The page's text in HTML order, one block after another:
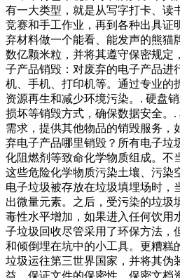
有一大类型，就是从写字打卡、读
竞赛和手工作业，再到各种出具
弃材料做一个能看、能发声的熊
数亿颗米粒，并将其遵守保密规定
子产品销毁：对废弃的电子产品进
机、手机、打印机等。通过专业的
资源再生和减少环境污染。. 硬盘
损坏等销毁方式，确保数据安全。
需求，提供其他物品的销毁服务，
弃电子产品哪里销毁？所有电子垃
化阻燃剂等致命化学物质组成。不
这些危险化学物质污染土壤、污染
电子垃圾被存放在垃圾填埋场时，
出微量元素。之后，受污染的垃圾
毒性水平增加，如果进入任何饮用
子垃圾回收尽管采用了环保方法，
和倾倒埋在坑中的小工具。更糟糕
垃圾运往第三世界国家，并将其伪